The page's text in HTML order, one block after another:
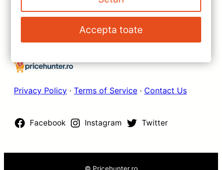
2022) – 9″ IPS, Octa-Core
1.6GHz, Android 10, 4+64GB,
4G LTE, Bluetooth 5.1, DSP
Audio Premium
Privacy Policy · Terms of Service · Contact Us
Facebook Instagram Twitter
Accepta toate